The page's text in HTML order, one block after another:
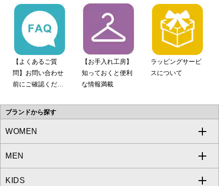
【よくあるご質
問】お問い合わせ
前にご確認くださ
【お手入れ工房】
知っておくと便利
な情報満載
ラッピングサービ
スについて
ブランドから探す
WOMEN
a.v.v
MICHEL KLEIN
MEN
a.v.v
KIDS